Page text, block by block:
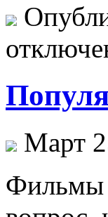
Март
Фильмы